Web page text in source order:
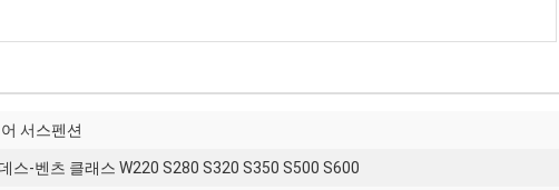
서스펜션
스-벤츠 클래스 W220 S280 S320 S350 S500 S600